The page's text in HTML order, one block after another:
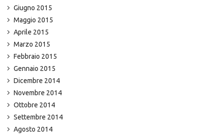
Giugno 2015
Maggio 2015
Aprile 2015
Marzo 2015
Febbraio 2015
Gennaio 2015
Dicembre 2014
Novembre 2014
Ottobre 2014
Settembre 2014
Agosto 2014